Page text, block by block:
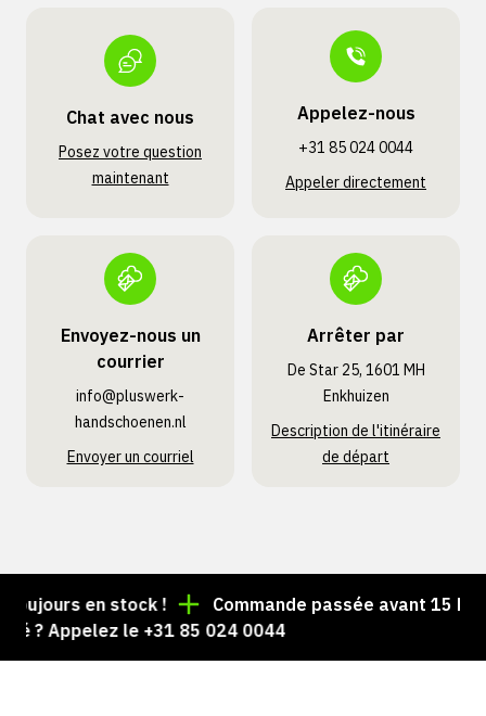
Chat avec nous
Posez votre question
maintenant
Appelez-nous
+31 85 024 0044
Appeler directement
Envoyez-nous un
courrier
info@pluswerk­
handschoenen.nl
Envoyer un courriel
Arrêter par
De Star 25, 1601 MH
Enkhuizen
Description de l'itinéraire
de départ
en stock !
Commande passée avant 15 h =
Appelez le +31 85 024 0044